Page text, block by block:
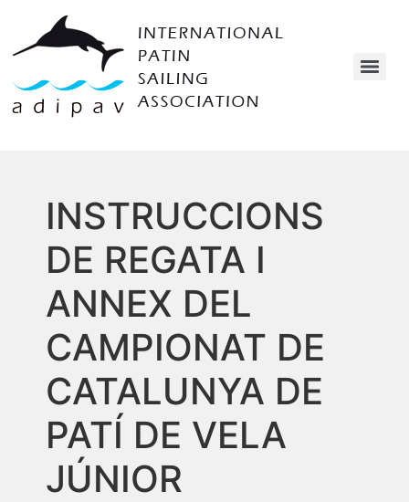
INSTRUCCIONS
DE REGATA I
ANNEX DEL
CAMPIONAT DE
CATALUNYA DE
PATÍ DE VELA
JÚNIOR